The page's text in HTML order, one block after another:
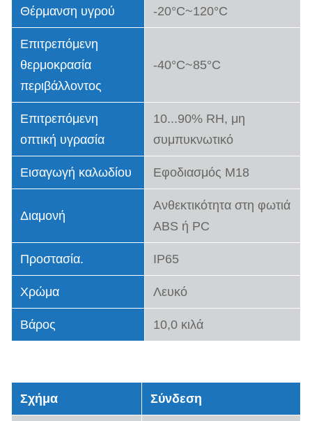
Θέρμανση υγρού -20°C~120°C
Επιτρεπόμενη
θερμοκρασία
περιβάλλοντος
-40°C~85°C
Επιτρεπόμενη
οπτική υγρασία
10...90% RH, μη
συμπυκνωτικό
Εισαγωγή καλωδίου Εφοδιασμός M18
Διαμονή
Ανθεκτικότητα στη φωτιά
ABS ή PC
Προστασία. IP65
Χρώμα Λευκό
Βάρος 10,0 κιλά
Σχήμα Σύνδεση